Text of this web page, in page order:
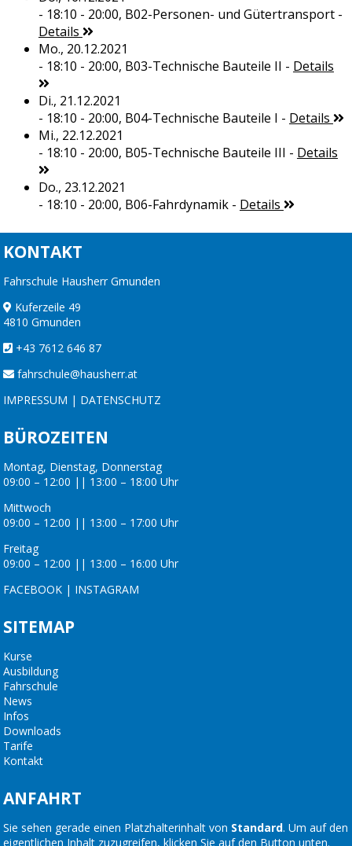
- 18:10 - 20:00, B02-Personen- und Gütertransport-
Details
Mo., 20.12.2021
- 18:10 - 20:00, B03-Technische Bauteile II - Details
Di., 21.12.2021
- 18:10 - 20:00, B04-Technische Bauteile I - Details
Mi., 22.12.2021
- 18:10 - 20:00, B05-Technische Bauteile III - Details
Do., 23.12.2021
- 18:10 - 20:00, B06-Fahrdynamik- Details
KONTAKT
Fahrschule Hausherr Gmunden
Kuferzeile 49
4810 Gmunden
+43 7612 646 87
fahrschule@hausherr.at
IMPRESSUM | DATENSCHUTZ
BÜROZEITEN
Montag, Dienstag, Donnerstag
09:00 – 12:00 || 13:00 – 18:00 Uhr
Mittwoch
09:00 – 12:00 || 13:00 – 17:00 Uhr
Freitag
09:00 – 12:00 || 13:00 – 16:00 Uhr
FACEBOOK | INSTAGRAM
SITEMAP
Kurse
Ausbildung
Fahrschule
News
Infos
Downloads
Tarife
Kontakt
ANFAHRT
Sie sehen gerade einen Platzhalterinhalt von Standard. Um auf den
eigentlichen Inhalt zuzugreifen, klicken Sie auf den Button unten.